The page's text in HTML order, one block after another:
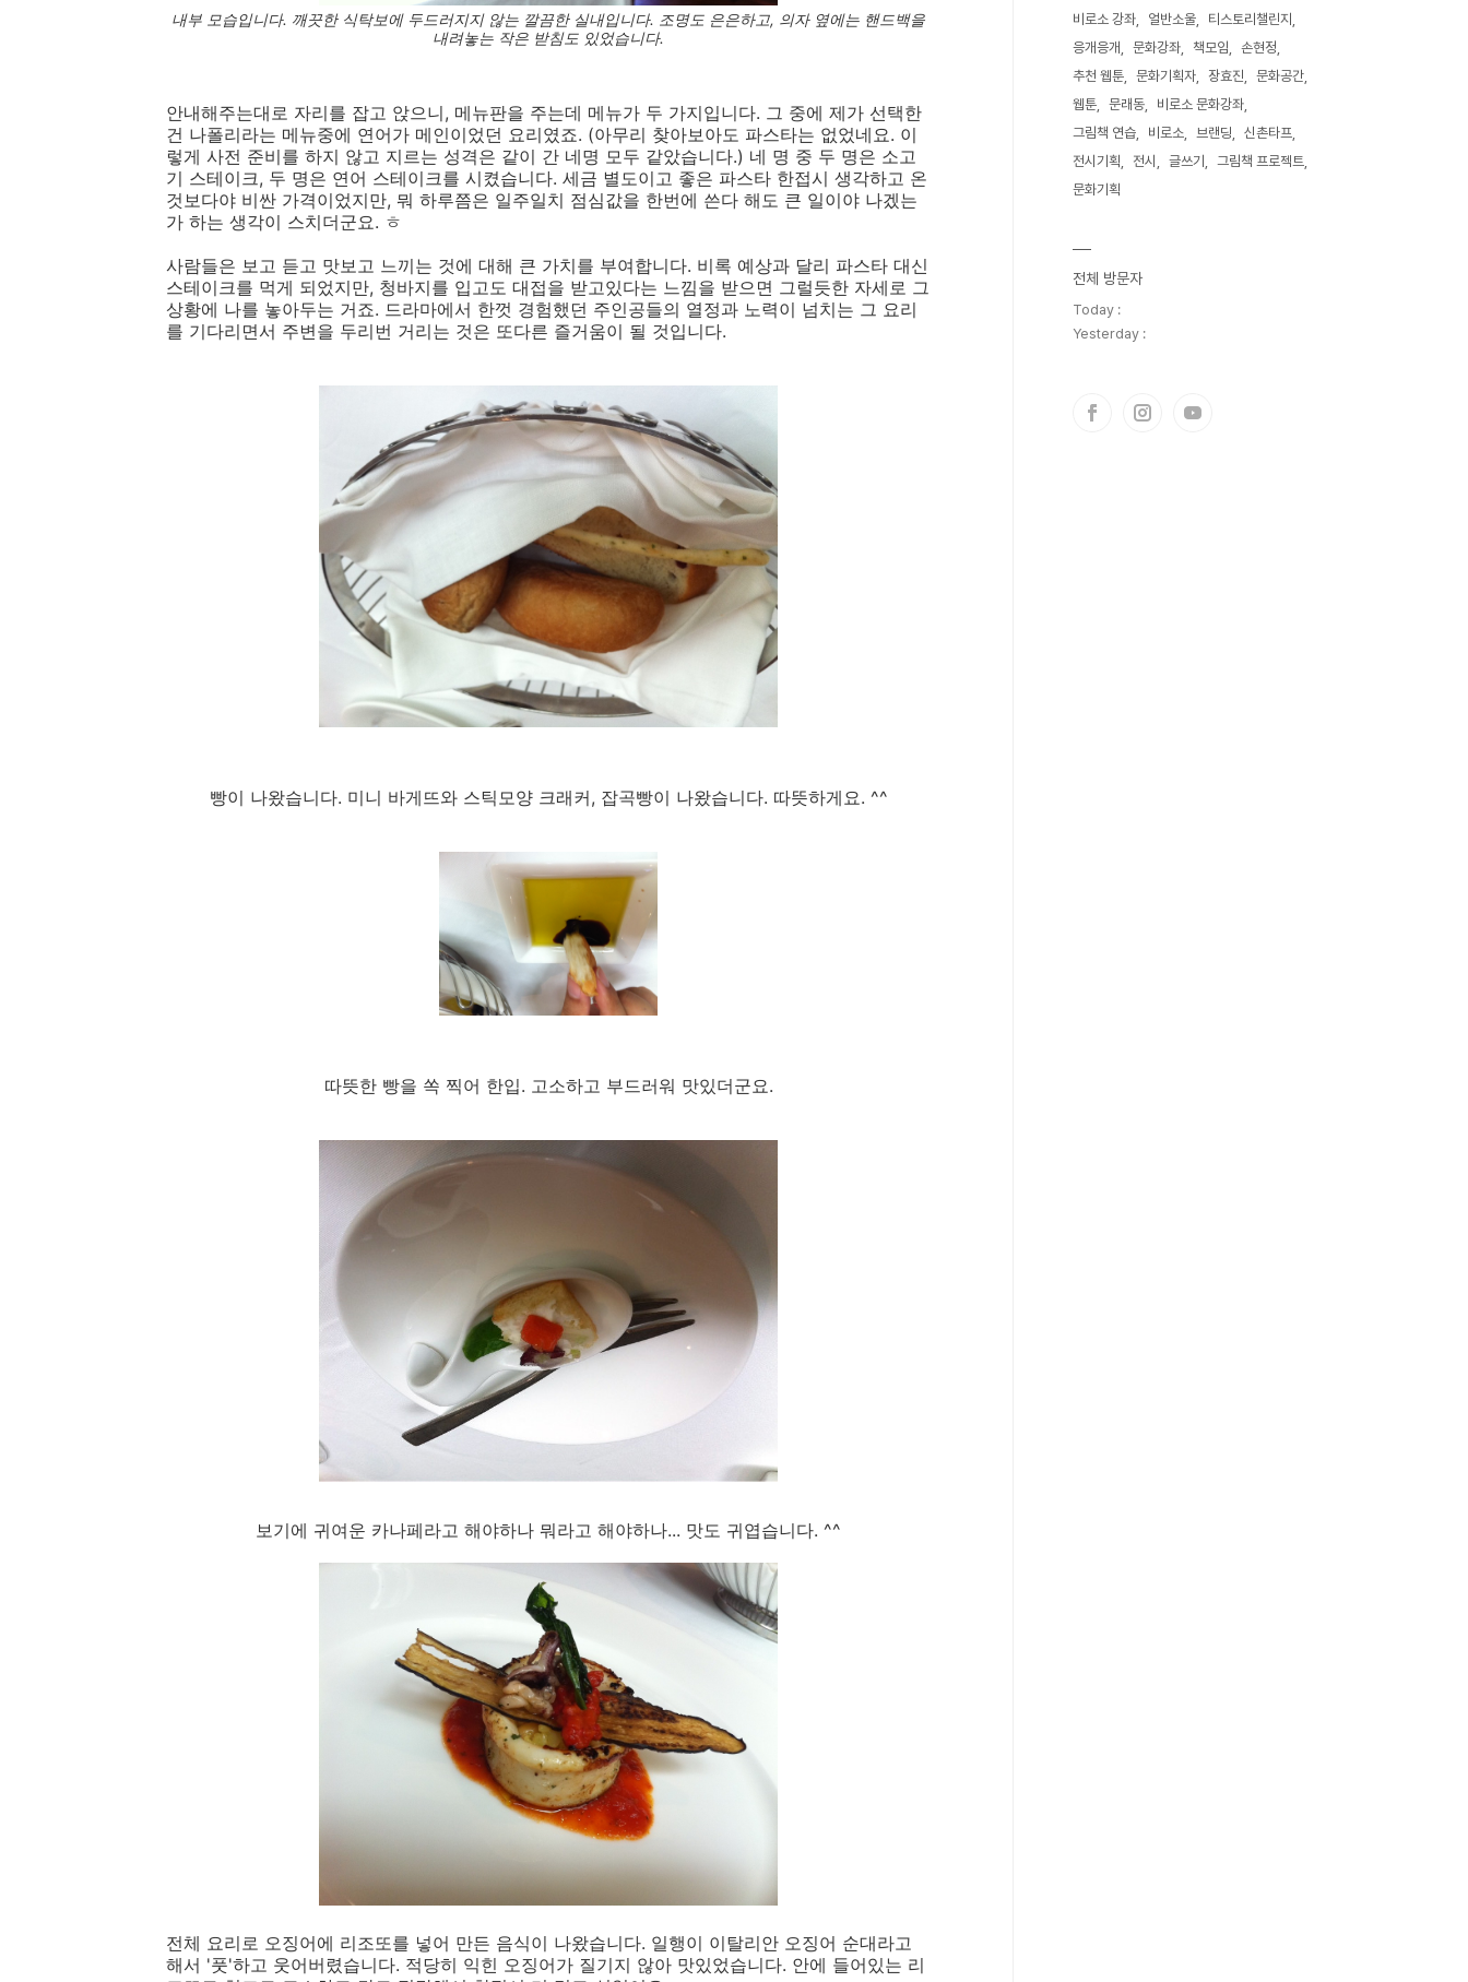
내부 모습입니다. 깨끗한 식탁보에 두드러지지 않는 깔끔한 실내입니다. 조명도 은은하고, 의자 옆에는 핸드백을
내려놓는 작은 받침도 있었습니다.
안내해주는대로 자리를 잡고 앉으니, 메뉴판을 주는데 메뉴가 두 가지입니다. 그 중에 제가 선택한
건 나폴리라는 메뉴중에 연어가 메인이었던 요리였죠. (아무리 찾아보아도 파스타는 없었네요. 이
렇게 사전 준비를 하지 않고 지르는 성격은 같이 간 네명 모두 같았습니다.) 네 명 중 두 명은 소고
기 스테이크, 두 명은 연어 스테이크를 시켰습니다. 세금 별도이고 좋은 파스타 한접시 생각하고 온
것보다야 비싼 가격이었지만, 뭐 하루쯤은 일주일치 점심값을 한번에 쓴다 해도 큰 일이야 나겠는
가 하는 생각이 스치더군요. ㅎ
사람들은 보고 듣고 맛보고 느끼는 것에 대해 큰 가치를 부여합니다. 비록 예상과 달리 파스타 대신
스테이크를 먹게 되었지만, 청바지를 입고도 대접을 받고있다는 느낌을 받으면 그럴듯한 자세로 그
상황에 나를 놓아두는 거죠. 드라마에서 한껏 경험했던 주인공들의 열정과 노력이 넘치는 그 요리
를 기다리면서 주변을 두리번 거리는 것은 또다른 즐거움이 될 것입니다.
빵이 나왔습니다. 미니 바게뜨와 스틱모양 크래커, 잡곡빵이 나왔습니다. 따뜻하게요. ^^
따뜻한 빵을 쏙 찍어 한입. 고소하고 부드러워 맛있더군요.
보기에 귀여운 카나페라고 해야하나 뭐라고 해야하나... 맛도 귀엽습니다. ^^
전체 요리로 오징어에 리조또를 넣어 만든 음식이 나왔습니다. 일행이 이탈리안 오징어 순대라고
해서 '풋'하고 웃어버렸습니다. 적당히 익힌 오징어가 질기지 않아 맛있었습니다. 안에 들어있는 리
비로소 강좌
얼반소울
티스토리챌린지
응개응개
문화강좌 책모임
손현정
추천 웹툰
문화기획자 장효진
문화공간
웹툰
문래동
비로소 문화강좌
그림책 연습
비로소 브랜딩
신촌타프
전시기획
전시 글쓰기
그림책 프로젝트
문화기획
전체 방문자
Today :
Yesterday :